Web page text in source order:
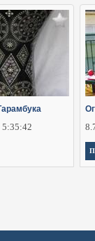
5:35:42